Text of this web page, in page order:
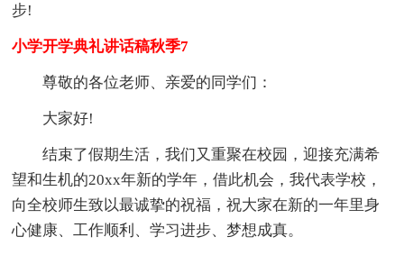
步!
小学开学典礼讲话稿秋季7
尊敬的各位老师、亲爱的同学们：
大家好!
结束了假期生活，我们又重聚在校园，迎接充满希
望和生机的20xx年新的学年，借此机会，我代表学校，
向全校师生致以最诚挚的祝福，祝大家在新的一年里身
心健康、工作顺利、学习进步、梦想成真。